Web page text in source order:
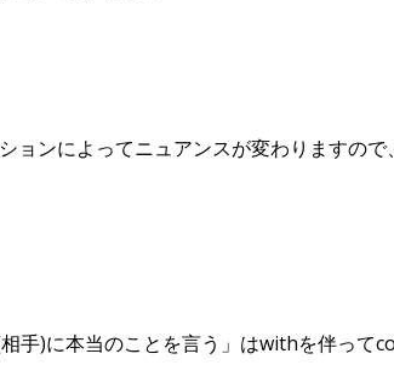
ンによってニュアンスが変わりますので
手)に本当のことを言う」はwithを伴って